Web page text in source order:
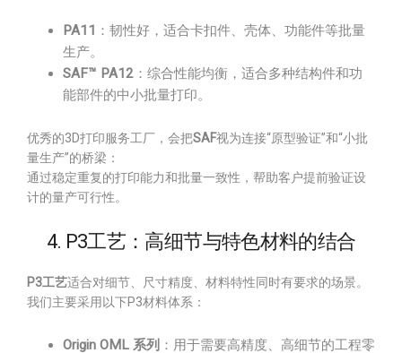
PA11 ：韧性好，适合卡扣件、壳体、功能件等批量
生产。
SAF™ PA12 ：综合性能均衡，适合多种结构件和功
能部件的中小批量打印。
优秀的3D打印服务工厂，会把SAF视为连接“原型验证”和“小批
量生产”的桥梁：
通过稳定重复的打印能力和批量一致性，帮助客户提前验证设
计的量产可行性。
4. P3工艺：高细节与特色材料的结合
P3工艺适合对细节、尺寸精度、材料特性同时有要求的场景。
我们主要采用以下P3材料体系：
Origin OML 系列 ：用于需要高精度、高细节的工程零